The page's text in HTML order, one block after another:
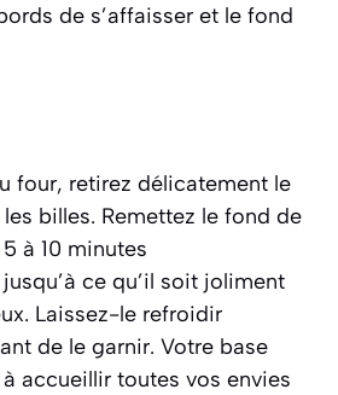
de s’affaisser et le fond
four, retirez délicatement le
billes. Remettez le fond de
à 10 minutes
ce qu’il soit joliment
Laissez-le refroidir
de le garnir. Votre base
accueillir toutes vos envies